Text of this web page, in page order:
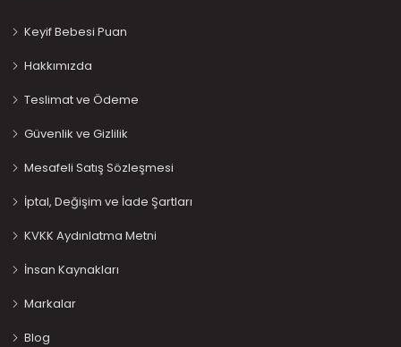
Keyif Bebesi Puan
Hakkımızda
Teslimat ve Ödeme
Güvenlik ve Gizlilik
Mesafeli Satış Sözleşmesi
İptal, Değişim ve İade Şartları
KVKK Aydınlatma Metni
İnsan Kaynakları
Markalar
Blog